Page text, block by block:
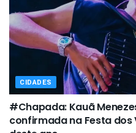
CIDADES
#Chapada: Kauã
confirmada na Festa dos